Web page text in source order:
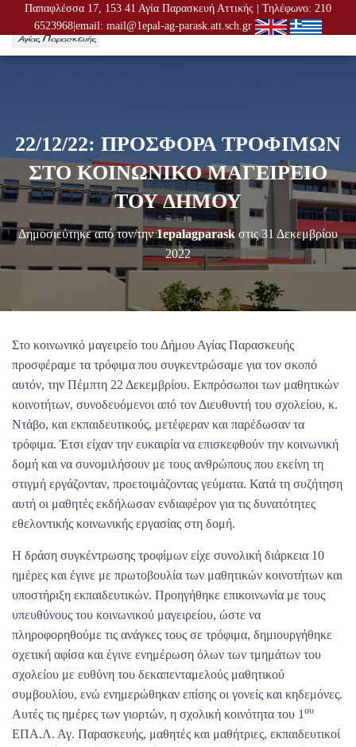
Παπαφλέσσα 17, 153 41 Αγία Παρασκευή Αττικής | Τηλέφωνο: 210
6523968|email: mail@1epal-ag-parask.att.sch.gr
Ν
Ή
Ο
Ή
Γ
Η
Σ
22/12/22: ΠΡΟΣΦΟΡΑ ΤΡΟΦΙΜΩΝ
ΣΤΟ ΚΟΙΝΩΝΙΚΟ ΜΑΓΕΙΡΕΙΟ
ΤΟΥ ΔΗΜΟΥ
Δημοσιεύτηκε από τον/την1epalagparaskστις 31 Δεκεμβρίου
2022
Στο κοινωνικό μαγειρείο του Δήμου Αγίας Παρασκευής
προσφέραμε τα τρόφιμα που συγκεντρώσαμε για τον σκοπό
αυτόν, την Πέμπτη 22 Δεκεμβρίου. Εκπρόσωποι των μαθητικών
κοινοτήτων, συνοδευόμενοι από τον Διευθυντή του σχολείου, κ.
Ντάβο, και εκπαιδευτικούς, μετέφεραν και παρέδωσαν τα
τρόφιμα. Έτσι είχαν την ευκαιρία να επισκεφθούν την κοινωνική
δομή και να συνομιλήσουν με τους ανθρώπους που εκείνη τη
στιγμή εργάζονταν, προετοιμάζοντας γεύματα. Κατά τη συζήτηση
αυτή οι μαθητές εκδήλωσαν ενδιαφέρον για τις δυνατότητες
εθελοντικής κοινωνικής εργασίας στη δομή.
Η δράση συγκέντρωσης τροφίμων είχε συνολική διάρκεια 10
ημέρες και έγινε με πρωτοβουλία των μαθητικών κοινοτήτων και
υποστήριξη εκπαιδευτικών. Προηγήθηκε επικοινωνία με τους
υπευθύνους του κοινωνικού μαγειρείου, ώστε να
πληροφορηθούμε τις ανάγκες τους σε τρόφιμα, δημιουργήθηκε
σχετική αφίσα και έγινε ενημέρωση όλων των τμημάτων του
σχολείου με ευθύνη του δεκαπενταμελούς μαθητικού
συμβουλίου, ενώ ενημερώθηκαν επίσης οι γονείς και κηδεμόνες.
Αυτές τις ημέρες των γιορτών, η σχολική κοινότητα του 1 ου
ΕΠΑ.Λ. Αγ. Παρασκευής, μαθητές και μαθήτριες, εκπαιδευτικοί